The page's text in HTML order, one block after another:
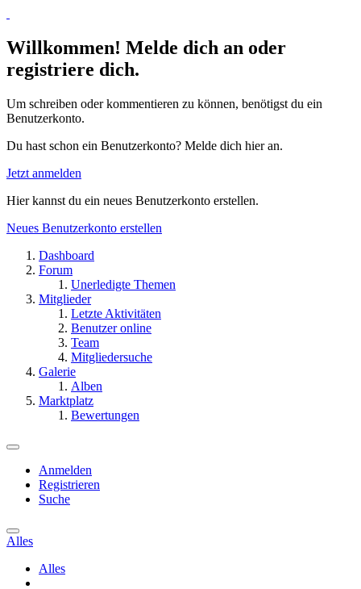
Willkommen! Melde dich an oder
registriere dich.
Um schreiben oder kommentieren zu können, benötigst du ein
Benutzerkonto.
Du hast schon ein Benutzerkonto? Melde dich hier an.
Jetzt anmelden
Hier kannst du ein neues Benutzerkonto erstellen.
Neues Benutzerkonto erstellen
Dashboard
Forum
Unerledigte Themen
Mitglieder
Letzte Aktivitäten
Benutzer online
Team
Mitgliedersuche
Galerie
Alben
Marktplatz
Bewertungen
Anmelden
Registrieren
Suche
Alles
Alles